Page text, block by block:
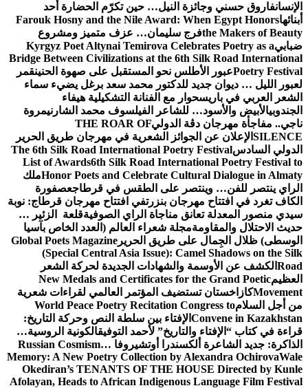
الإنسانفاروق حسني وجائزة النيل… حين تكرّم الحضارة أحد
أبنائهاFarouk Hosny and the Nile Award: When Egypt Honors
the Makers of Beautyفرج سليمان… عزف متميز ومشروع
ضبابيKyrgyz Poet Altynai Temirova Celebrates Poetry as a
Bridge Between Civilizations at the 6th Silk Road International
Poetry Festivalعبور الأطلس نحو المستقبل على صهوة الحنينقمر
لعبور الليل … ديوان جديد للدكتور محمد سعد برغل يضيء سماء
الشعر العربي في باريسحوار مع الفنانة التشكيلية هيفاء
الجندوبيالأبيض والأسود… للشاعر الفيلسوف محمد الشارنيمروة
ناجي.. مفاجأة مهرجان دڨة الدوليTHE ROAR OF
SILENCE الإعلان عن الجوائز الشعرية في مهرجان طريق الحرير
الدولي السادسThe 6th Silk Road International Poetry Festival
List of Awards6th Silk Road International Poetry Festival to
Honor Poets and Celebrate Cultural Dialogue in Almatyملك
الراي ينتصر للفن… وينتصر على الطقس في قرطاجعصفورة
الكاف تغرد في افتتاح مهرجان بنزرتفي افتتاح مهرجان قرطاج: نوبة
سيدي منصور المعدلة تعانق مناجاة الراي الصوفيةقلعة الزئير …
حديث الاحتلال والمقاومةمجلة شعراء العالم (العدد الخاص بآسيا
الوسطى) ظلال الجِمال على طريق الحرير Global Poets Magazine
(Special Central Asia Issue): Camel Shadows on the Silk
Road الكشف عن الأوسمة والشهادات الجديدة لحركة الشعر
العظيمNew Medals and Certificates for the Grand Poetic
Movementكازاخستان تستضيف المؤتمر العالمي لقراءات شعرية
من أجل السلامWorld Peace Poetry Recitation Congress to
Convene in Kazakhstan الإفتاء بين سلطة النص وحركة التاريخ:
قراءة في كتاب “الإفتاء والتاريخ” لأحمد التوفيقالكونية الروسية…
الذاكرة: جديد الشاعرة ألكسندرا أوتشيروفا Russian Cosmism…
Memory: A New Poetry Collection by Alexandra OchirovaWale
Okediran’s TENANTS OF THE HOUSE Directed by Kunle
Afolayan, Heads to African Indigenous Language Film Festival